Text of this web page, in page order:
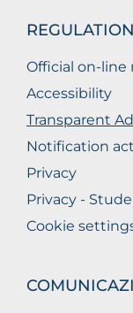
Official on-line
Accessibility
Transparent
Notification
Privacy
Privacy -
Cookie